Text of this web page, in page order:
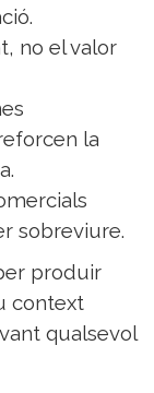
no el valor
la
sobreviure.
produir
context
qualsevol